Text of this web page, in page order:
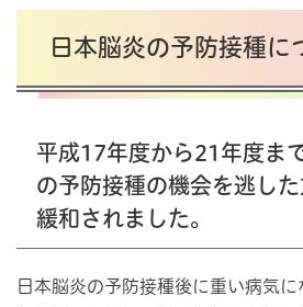
日本脳炎の予防接種に
平成17年度から21年度ま
の予防接種の機会を逃し
緩和されました。
日本脳炎の予防接種後に重い病気